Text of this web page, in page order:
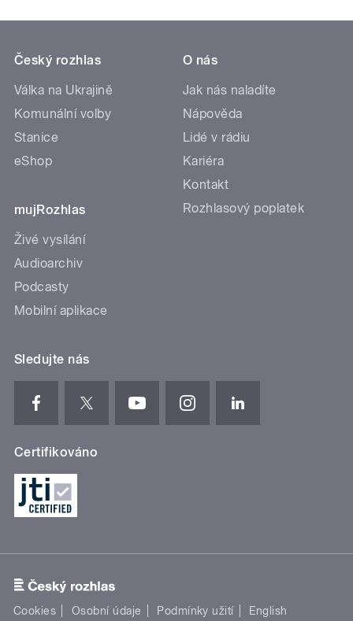
Český rozhlas
Válka na Ukrajině
Komunální volby
Stanice
eShop
mujRozhlas
Živé vysílání
Audioarchiv
Podcasty
Mobilní aplikace
O nás
Jak nás naladíte
Nápověda
Lidé v rádiu
Kariéra
Kontakt
Rozhlasový poplatek
Sledujte nás
Certifikováno
Cookies Osobní údaje Podmínky užití English